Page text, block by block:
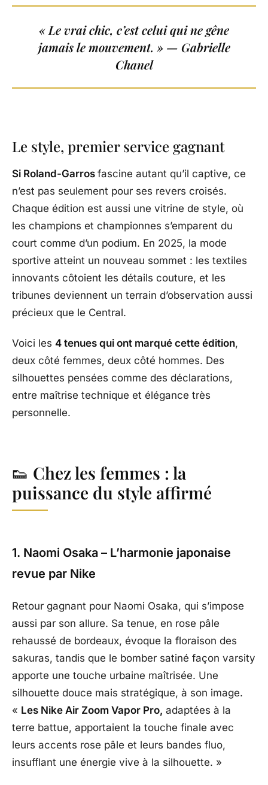
« Le vrai chic, c’est celui qui ne gêne
jamais le mouvement. » — Gabrielle
Chanel
Le style, premier service gagnant
Si Roland-Garros fascine autant qu’il captive, ce
n’est pas seulement pour ses revers croisés.
Chaque édition est aussi une vitrine de style, où
les champions et championnes s’emparent du
court comme d’un podium. En 2025, la mode
sportive atteint un nouveau sommet : les textiles
innovants côtoient les détails couture, et les
tribunes deviennent un terrain d’observation aussi
précieux que le Central.
Voici les 4 tenues qui ont marqué cette édition,
deux côté femmes, deux côté hommes. Des
silhouettes pensées comme des déclarations,
entre maîtrise technique et élégance très
personnelle.
👟 Chez les femmes : la
puissance du style affirmé
1. Naomi Osaka – L’harmonie japonaise
revue par Nike
Retour gagnant pour Naomi Osaka, qui s’impose
aussi par son allure. Sa tenue, en rose pâle
rehaussé de bordeaux, évoque la floraison des
sakuras, tandis que le bomber satiné façon varsity
apporte une touche urbaine maîtrisée. Une
silhouette douce mais stratégique, à son image.
« Les Nike Air Zoom Vapor Pro, adaptées à la
terre battue, apportaient la touche finale avec
leurs accents rose pâle et leurs bandes fluo,
insufflant une énergie vive à la silhouette. »